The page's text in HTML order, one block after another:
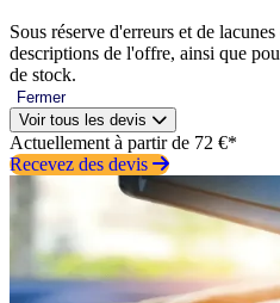
Sous réserve d'erreurs et de
descriptions de l'offre, ainsi que
de stock.
Fermer
Voir tous les devis
Actuellement à partir de 72 €*
Recevez des devis